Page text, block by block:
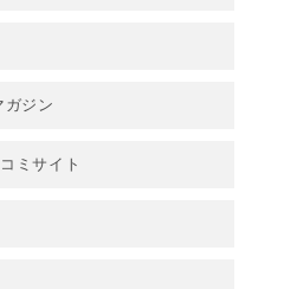
ガジン
ミサイト